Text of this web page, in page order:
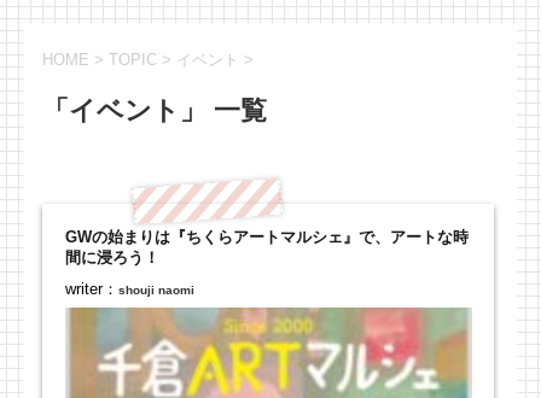
HOME > TOPIC > イベント >
「イベント」 一覧
GWの始まりは『ちくらアートマルシェ』で、アートな時
間に浸ろう！
writer： shouji naomi